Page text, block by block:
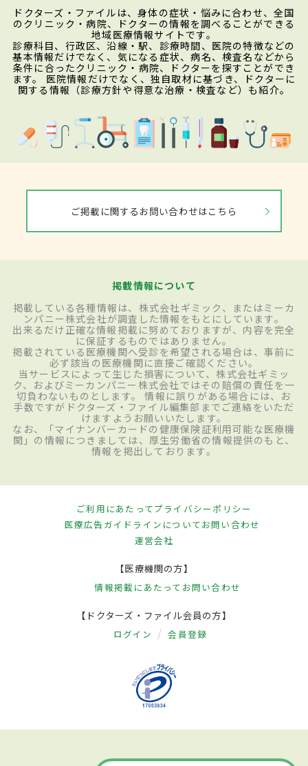
ドクターズ・ファイルは、身体の症状・悩みに合わせ、全国
のクリニック・病院、ドクターの情報を調べることができる
地域医療情報サイトです。
診療科目、行政区、沿線・駅、診療時間、医院の特徴などの
基本情報だけでなく、気になる症状、病名、検査名などから
条件に合ったクリニック・病院、ドクターを探すことができ
ます。 医院情報だけでなく、独自取材に基づき、ドクターに
関する情報（診療方針や得意な治療・検査など）も紹介。
ご掲載に関するお問い合わせはこちら
掲載情報について
掲載している各種情報は、株式会社ギミック、またはミーカ
ンパニー株式会社が調査した情報をもとにしています。
出来るだけ正確な情報掲載に努めておりますが、内容を完全
に保証するものではありません。
掲載されている医療機関へ受診を希望される場合は、事前に
必ず該当の医療機関に直接ご確認ください。
当サービスによって生じた損害について、株式会社ギミッ
ク、およびミーカンパニー株式会社ではその賠償の責任を一
切負わないものとします。 情報に誤りがある場合には、お
手数ですがドクターズ・ファイル編集部までご連絡をいただ
けますようお願いいたします。
なお、「マイナンバーカードの健康保険証利用可能な医療機
関」の情報につきましては、厚生労働省の情報提供のもと、
情報を掲出しております。
ご利用にあたってプライバシーポリシー
医療広告ガイドラインについてお問い合わせ
運営会社
【医療機関の方】
情報掲載にあたって お問い合わせ
【ドクターズ・ファイル会員の方】
ログイン 会員登録